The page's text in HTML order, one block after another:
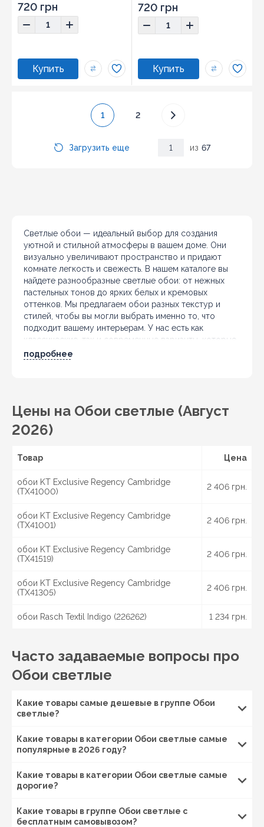
720 грн 720 грн
Загрузить еще
1 2
1 из 67
Светлые обои — идеальный выбор для создания
уютной и стильной атмосферы в вашем доме. Они
визуально увеличивают пространство и придают
комнате легкость и свежесть. В нашем каталоге вы
найдете разнообразные светлые обои: от нежных
пастельных тонов до ярких белых и кремовых
оттенков. Мы предлагаем обои разных текстур и
стилей, чтобы вы могли выбрать именно то, что
подходит вашему интерьерам. У нас есть как
классические, так и современные варианты, которые
подойдут для любой комнаты: гостиной, спальни или
обоев! Выбирайте качество и стиль — у нас вы
найдете всё необходимое для вашего идеального
интерьера.
Борисполь, Белая Церковь, Славутич,
Харьков, Чугуев, Красноград, Изюм, Николаев,
Запорожье
, Сумы, Ахтырка, Шостка, Ромны, Конотоп,
Львов, Дрогобыч, Стрый,
, Белгород-
Канев, Чернигов, Нежин, Прилуки,Полтава
Кременчуг, Миргород, Лубны, Винница, Жмеринка,
Коростень, Рогатин, Кировоград, Александрия,
Тернополь, Кременец, Чортков,
, Кицмань
подробнее
Цены на Обои светлые (Август
2026)
Товар Цена
обои KT Exclusive Regency Cambridge
(TX41000)
2 406 грн.
обои KT Exclusive Regency Cambridge
(TX41001)
2 406 грн.
обои KT Exclusive Regency Cambridge
(TX41519)
2 406 грн.
обои KT Exclusive Regency Cambridge
(TX41305)
2 406 грн.
обои Rasch Textil Indigo (226262) 1 234 грн.
Часто задаваемые вопросы про
Обои светлые
Какие товары самые дешевые в группе Обои
светлые?
Какие товары в категории Обои светлые самые
популярные в 2026 году?
Какие товары в категории Обои светлые самые
дорогие?
Какие товары в группе Обои светлые с
бесплатным самовывозом?